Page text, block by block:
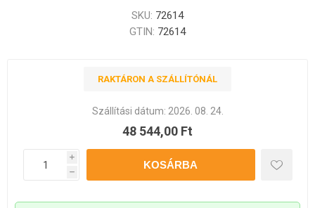
SKU: 72614
GTIN: 72614
RAKTÁRON A SZÁLLÍTÓNÁL
Szállítási dátum: 2026. 08. 24.
48 544,00 Ft
i
h